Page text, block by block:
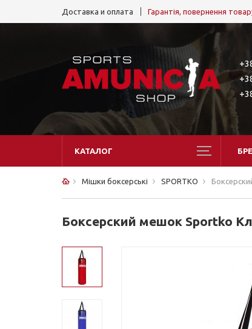
Доставка и оплата Гарантія, повернення
КАТАЛОГ
Мішки боксерські SPORTKO
Боксерский мешок Sportko